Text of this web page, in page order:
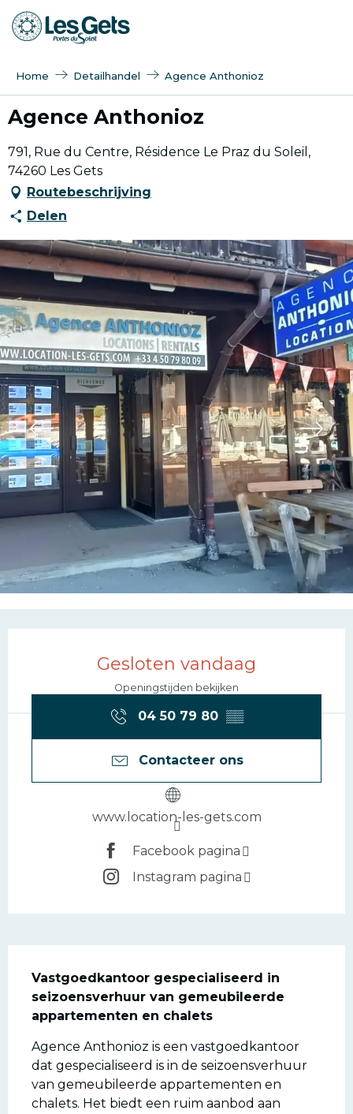
Aller
au
Home Detailhandel Agence Anthonioz
Agence Anthonioz
791, Rue du Centre, Résidence Le Praz du Soleil,
74260 Les Gets
Routebeschrijving
Delen
Openingstijden en
Gesloten vandaag
Openingstijden bekijken
04 50 79 80 ▒▒
Contacteer ons
www.location-les-gets.com
Facebook pagina
Instagram pagina
Beschrijving
Vastgoedkantoor gespecialiseerd in
seizoensverhuur van gemeubileerde
appartementen en chalets
Agence Anthonioz is een vastgoedkantoor
dat gespecialiseerd is in de seizoensverhuur
van gemeubileerde appartementen en
chalets. Het biedt een ruim aanbod aan